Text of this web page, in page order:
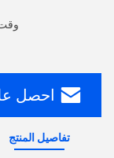
وقت التسليم:
احصل
تفاصيل المنتج